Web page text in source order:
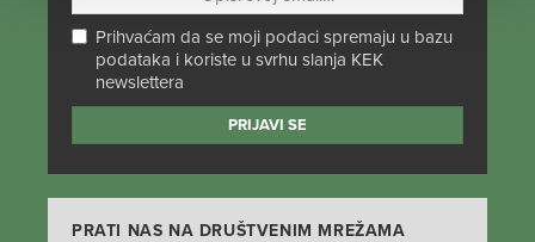
Prihvaćam da se moji podaci spremaju u bazu
podataka i koriste u svrhu slanja KEK
newslettera
PRATI NAS NA DRUŠTVENIM MREŽAMA